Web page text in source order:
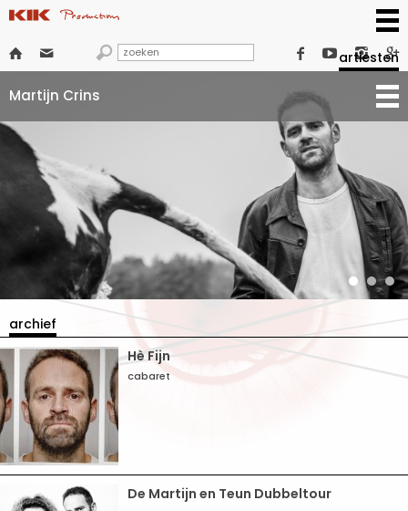
      
artiesten
Martijn Crins
archief
Hè Fijn
cabaret
De Martijn en Teun Dubbeltour